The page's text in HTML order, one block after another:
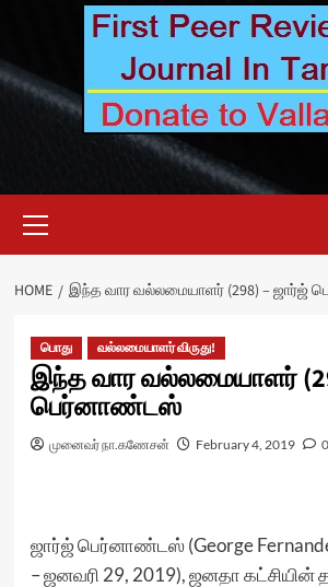
Menu
HOME இந்த வார வல்லமையாளர் (298) – ஜார்ஜ்
பொது வல்லமையாளர் விருது!
இந்த வார வல்லமையாளர்
பெர்னாண்டஸ்
முனைவர் நா.கணேசன் February 4, 2019 0
ஜார்ஜ் பெர்னாண்டஸ் (George
– ஜனவரி 29, 2019), ஜனதா